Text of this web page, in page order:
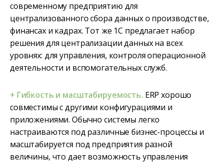
современному предприятию для
централизованного сбора данных о производстве,
финансах и кадрах. Тот же 1С предлагает набор
решения для централизации данных на всех
уровнях: для управления, контроля операционной
деятельности и вспомогательных служб.
+ Гибкость и масштабируемость. ERP хорошо
совместимы с другими конфигурациями и
приложениями. Обычно системы легко
настраиваются под различные бизнес-процессы и
масштабируется под предприятия разной
величины, что дает возможность управления